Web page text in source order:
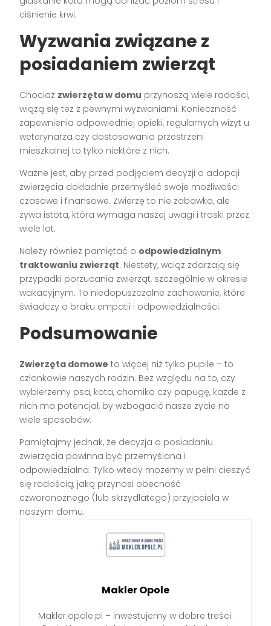
ciśnienie krwi.
Wyzwania związane z
posiadaniem zwierząt
Chociaż zwierzęta w domu przynoszą wiele radości,
wiążą się też z pewnymi wyzwaniami. Konieczność
zapewnienia odpowiedniej opieki, regularnych wizyt u
weterynarza czy dostosowania przestrzeni
mieszkalnej to tylko niektóre z nich.
Ważne jest, aby przed podjęciem decyzji o adopcji
zwierzęcia dokładnie przemyśleć swoje możliwości
czasowe i finansowe. Zwierzę to nie zabawka, ale
żywa istota, która wymaga naszej uwagi i troski przez
wiele lat.
Należy również pamiętać o odpowiedzialnym
traktowaniu zwierząt. Niestety, wciąż zdarzają się
przypadki porzucania zwierząt, szczególnie w okresie
wakacyjnym. To niedopuszczalne zachowanie, które
świadczy o braku empatii i odpowiedzialności.
Podsumowanie
Zwierzęta domowe to więcej niż tylko pupile – to
członkowie naszych rodzin. Bez względu na to, czy
wybierzemy psa, kota, chomika czy papugę, każde z
nich ma potencjał, by wzbogacić nasze życie na
wiele sposobów.
Pamiętajmy jednak, że decyzja o posiadaniu
zwierzęcia powinna być przemyślana i
odpowiedzialna. Tylko wtedy możemy w pełni cieszyć
się radością, jaką przynosi obecność
czworonożnego (lub skrzydlatego) przyjaciela w
naszym domu.
Makler Opole
Makler.opole.pl – inwestujemy w dobre treści.